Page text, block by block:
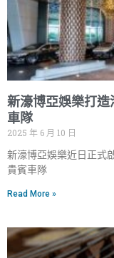
新濠博亞娛樂打
車隊
2025 年 6 月 10 日
新濠博亞娛樂近日正式
貴賓車隊
Read More »